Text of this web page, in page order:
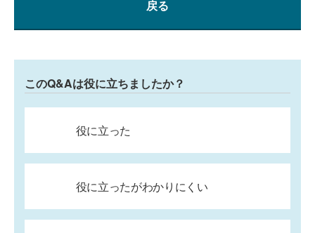
戻る
このQ&Aは役に立ちましたか？
役に立った
役に立ったがわかりにくい